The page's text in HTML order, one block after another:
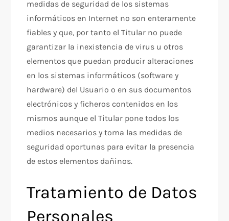
medidas de seguridad de los sistemas
informáticos en Internet no son enteramente
fiables y que, por tanto el Titular no puede
garantizar la inexistencia de virus u otros
elementos que puedan producir alteraciones
en los sistemas informáticos (software y
hardware) del Usuario o en sus documentos
electrónicos y ficheros contenidos en los
mismos aunque el Titular pone todos los
medios necesarios y toma las medidas de
seguridad oportunas para evitar la presencia
de estos elementos dañinos.
Tratamiento de Datos
Personales